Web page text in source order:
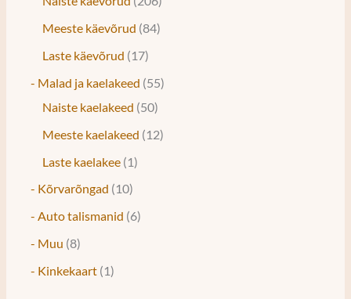
Meeste käevõrud 84
Laste käevõrud
17
- Malad ja kaelakeed 55
Naiste kaelakeed 50
Meeste kaelakeed
12
Laste kaelakee 1
- Kõrvarõngad
10
- Auto talismanid 6
- Muu 8
- Kinkekaart 1